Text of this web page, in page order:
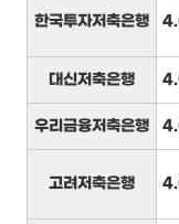
한국투자저축은행
대신저축은행
우리금융저축은행
고려저축은행